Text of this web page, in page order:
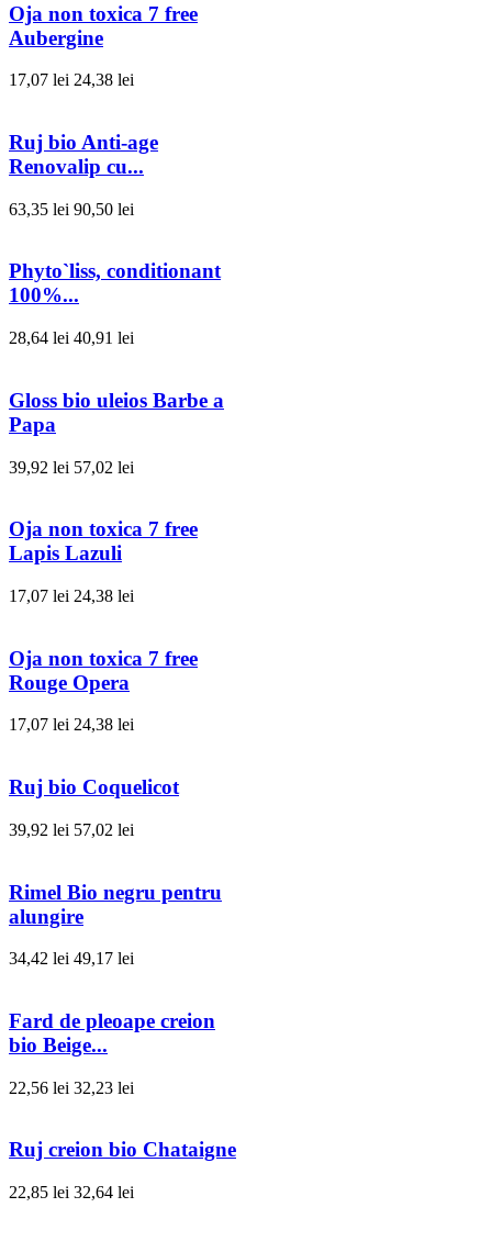
Oja non toxica 7 free
Aubergine
17,07 lei 24,38 lei
Ruj bio Anti-age
Renovalip cu...
63,35 lei 90,50 lei
Phyto`liss, conditionant
100%...
28,64 lei 40,91 lei
Gloss bio uleios Barbe a
Papa
39,92 lei 57,02 lei
Oja non toxica 7 free
Lapis Lazuli
17,07 lei 24,38 lei
Oja non toxica 7 free
Rouge Opera
17,07 lei 24,38 lei
Ruj bio Coquelicot
39,92 lei 57,02 lei
Rimel Bio negru pentru
alungire
34,42 lei 49,17 lei
Fard de pleoape creion
bio Beige...
22,56 lei 32,23 lei
Ruj creion bio Chataigne
22,85 lei 32,64 lei